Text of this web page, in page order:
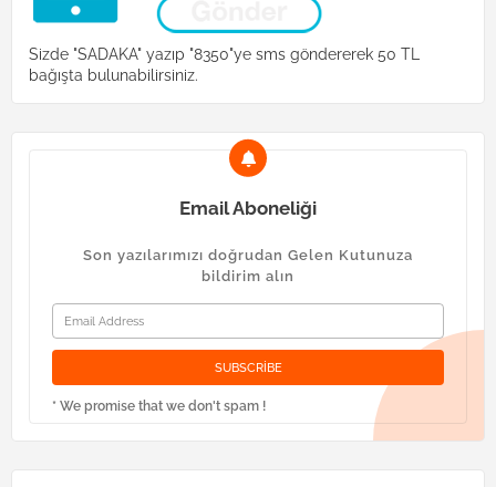
Sizde "SADAKA" yazıp "8350"ye sms göndererek 50 TL
bağışta bulunabilirsiniz.
Email Aboneliği
Son yazılarımızı doğrudan Gelen Kutunuza
bildirim alın
* We promise that we don't spam !